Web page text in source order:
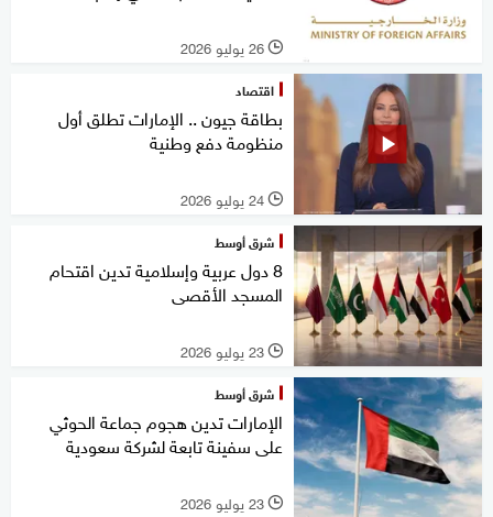
l 26 يوليو 2026
اقتصاد
بطاقة جيون .. الإمارات تطلق أول
منظومة دفع وطنية
l 24 يوليو 2026
شرق أوسط
8 دول عربية وإسلامية تدين اقتحام
المسجد الأقصى
l 23 يوليو 2026
شرق أوسط
الإمارات تدين هجوم جماعة الحوثي
على سفينة تابعة لشركة سعودية
l 23 يوليو 2026